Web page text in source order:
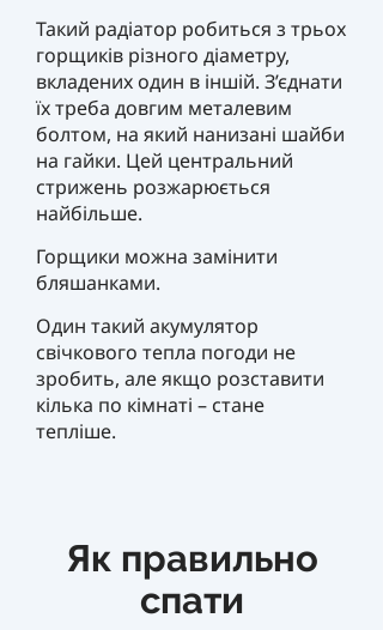
Такий радіатор робиться з трьох
горщиків різного діаметру,
вкладених один в іншій. З’єднати
їх треба довгим металевим
болтом, на який нанизані шайби
на гайки. Цей центральний
стрижень розжарюється
найбільше.
Горщики можна замінити
бляшанками.
Один такий акумулятор
свічкового тепла погоди не
зробить, але якщо розставити
кілька по кімнаті – стане
тепліше.
Як правильно
спати